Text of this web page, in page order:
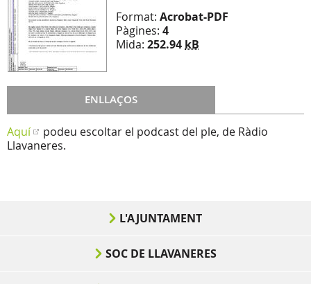
Format: Acrobat-PDF
Pàgines: 4
Mida: 252.94 kB
ENLLAÇOS
Aquí
podeu escoltar el podcast del ple, de Ràdio
Llavaneres.
L'AJUNTAMENT
SOC DE LLAVANERES